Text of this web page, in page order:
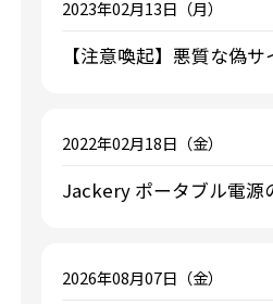
2023年02月13日（月）
【注意喚起】悪質な偽
2022年02月18日（金）
Jackery ポータブル電源
2026年08月07日（金）